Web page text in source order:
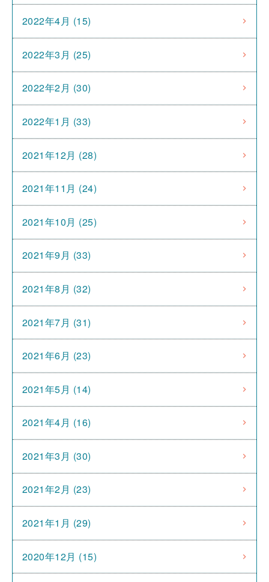
2022年4月 (15)
2022年3月 (25)
2022年2月 (30)
2022年1月 (33)
2021年12月 (28)
2021年11月 (24)
2021年10月 (25)
2021年9月 (33)
2021年8月 (32)
2021年7月 (31)
2021年6月 (23)
2021年5月 (14)
2021年4月 (16)
2021年3月 (30)
2021年2月 (23)
2021年1月 (29)
2020年12月 (15)